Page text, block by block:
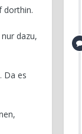
dorthin.
dazu,
Da es